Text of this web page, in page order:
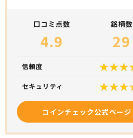
口コミ点数
4.9
銘柄数
29
信頼度
セキュリティ
コインチェック公式ページ